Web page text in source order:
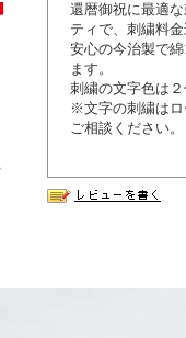
還暦御祝に最適
ティで、刺繍料金
安心の今治製で
ます。
刺繍の文字色は
※文字の刺繍はロ
ご相談ください。